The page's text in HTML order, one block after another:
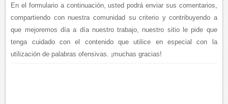
En el formulario a continuación, usted podrá enviar sus comentarios,
compartiendo con nuestra comunidad su criterio y contribuyendo a
que mejoremos día a día nuestro trabajo, nuestro sitio le pide que
tenga cuidado con el contenido que utilice en especial con la
utilización de palabras ofensivas. ¡muchas gracias!